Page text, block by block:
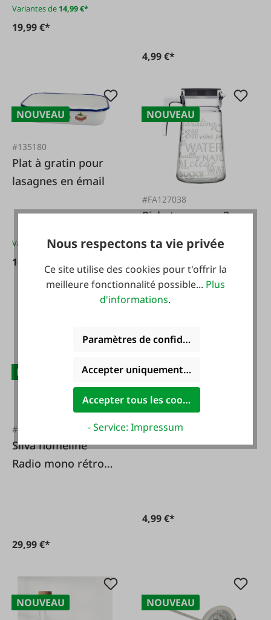
Variantes de 14,99 €*
19,99 €*
4,99 €*
NOUVEAU
#135180
Plat à gratin pour
lasagnes en émail
Variantes de16,99 €*
16,99 €*
NOUVEAU
#FA127038
Pichet en verre 2
NOUVEAU
#FA135079
Silva homeline
Radio mono rétro
29,99 €*
NOUVEAU
#FA133882
verres à shot, 40 ml
4,99 €*
NOUVEAU NOUVEAU
Nous respectons ta vie privée
Ce site utilise des cookies pour t'offrir la
meilleure fonctionnalité possible... Plus
d'informations.
Paramètres de confidentialité
Accepter uniquement les cookies
Accepter tous les cookies
- Service: Impressum